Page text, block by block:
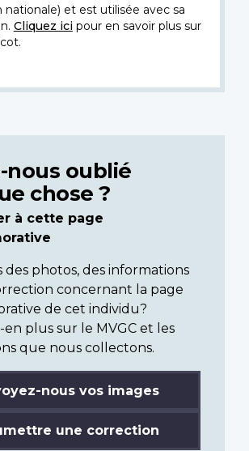
nationale) et est utilisée avec sa
Cliquez icipour en savoir plus sur
nous oublié
chose ?
à cette page
des photos, des informations
concernant la page
de cet individu?
plus sur le MVGC et les
que nous collectons.
nous vos images
une correction